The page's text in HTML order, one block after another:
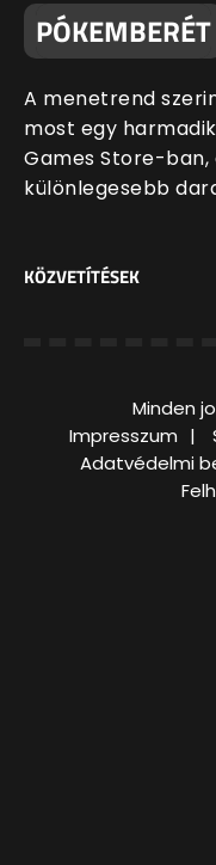
PÓKEMBERÉT
A menetrend
most egy
Games Store-ban,
különlegesebb
KÖZVETÍTÉSEK
Minden
Impresszum
Adatvédelmi